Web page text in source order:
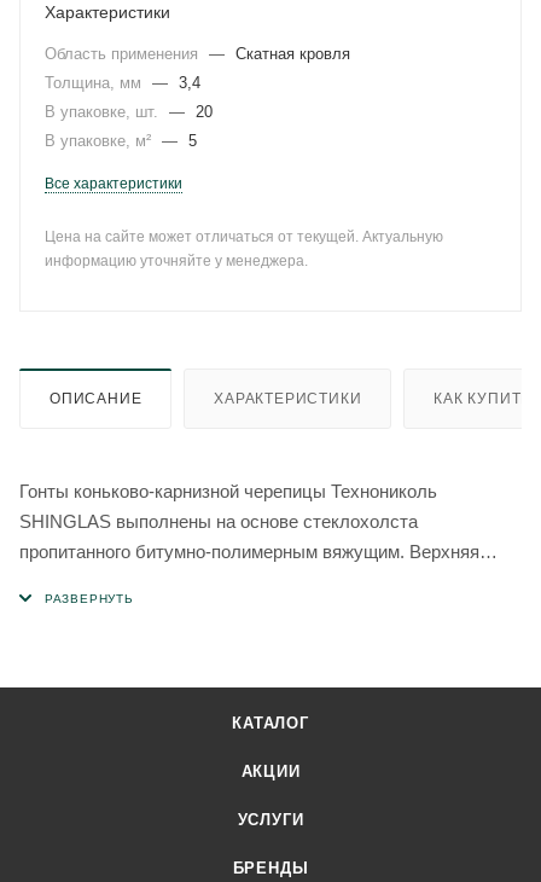
Характеристики
Область применения — Скатная кровля
Толщина, мм
— 3,4
В упаковке, шт.
— 20
В упаковке, м² — 5
Все характеристики
Цена на сайте может отличаться от текущей. Актуальную
информацию уточняйте у менеджера.
ОПИСАНИЕ ХАРАКТЕРИСТИКИ КАК КУПИТЬ
Гонты коньково-карнизной черепицы Технониколь
SHINGLAS выполнены на основе стеклохолста
пропитанного битумно-полимерным вяжущим. Верхняя
также ее используют в качестве стартовой черепицы.
КАТАЛОГ
АКЦИИ
УСЛУГИ
БРЕНДЫ